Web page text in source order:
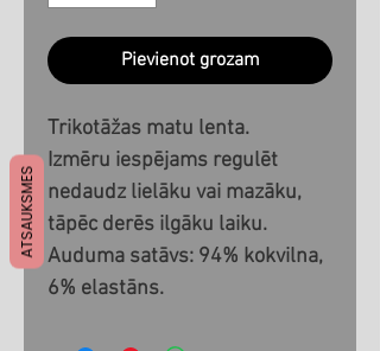
Pievienot grozam
Trikotāžas matu lenta.
Izmēru iespējams regulēt
nedaudz lielāku vai mazāku,
tāpēc derēs ilgāku laiku.
Auduma satāvs: 94% kokvilna,
6% elastāns.
ATSAUKSMES